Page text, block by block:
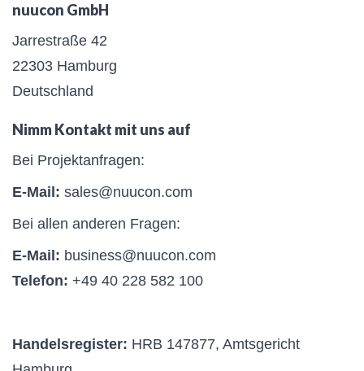
nuucon GmbH
Jarrestraße 42
22303 Hamburg
Deutschland
Nimm Kontakt mit uns auf
Bei Projektanfragen:
E-Mail: sales@nuucon.com
Bei allen anderen Fragen:
E-Mail: business@nuucon.com
Telefon: +49 40 228 582 100
Handelsregister: HRB 147877, Amtsgericht